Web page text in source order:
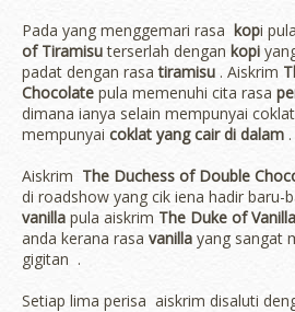
Pada yang menggemari rasa kopi
of Tiramisuterserlah dengan kopi
padat dengan rasa tiramisu . Aiskrim
Chocolate pula memenuhi cita rasa
dimana ianya selain mempunyai
mempunyai coklat yang cair di dalam .
Aiskrim The Duchess of Double
di roadshow yang cik iena hadir baru-
vanilla pula aiskrim The Duke of Vanilla
anda kerana rasa vanilla yang sangat
gigitan .
Setiap lima perisa aiskrim disaluti